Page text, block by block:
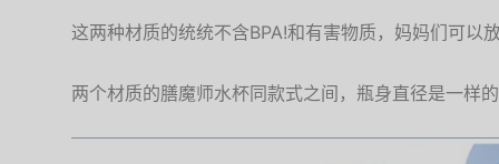
这两种材质的统统不含BPA!和有害物质，妈妈们可以
两个材质的膳魔师水杯同款式之间，瓶身直径是一样